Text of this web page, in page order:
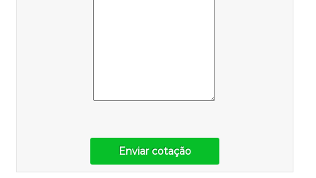
Enviar cotação